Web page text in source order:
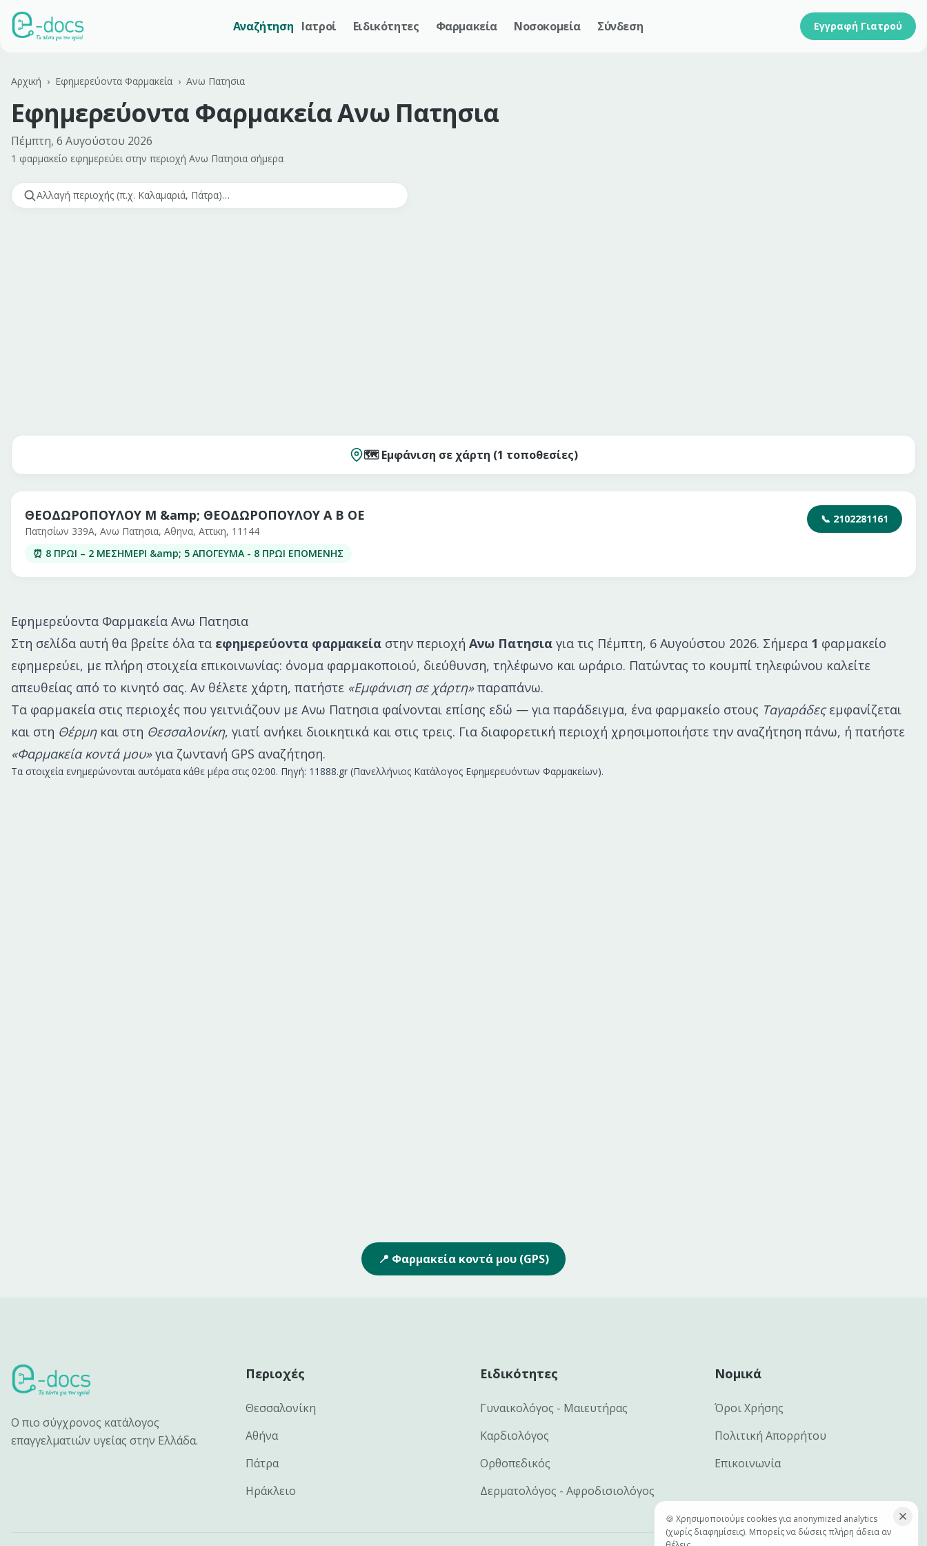
Αναζήτηση Ιατροί Ειδικότητες Φαρμακεία Νοσοκομεία Σύνδεση Εγγραφή Γιατρού
Αρχική › Εφημερεύοντα Φαρμακεία › Ανω Πατησια
Εφημερεύοντα ΦαρμακείαΑνω Πατησια
Πέμπτη, 6 Αυγούστου 2026
1 φαρμακείο εφημερεύει στην περιοχή Ανω Πατησια σήμερα
🗺️ Εμφάνιση σε χάρτη (1 τοποθεσίες)
ΘΕΟΔΩΡΟΠΟΥΛΟΥ Μ &amp; ΘΕΟΔΩΡΟΠΟΥΛΟΥ Α Β ΟΕ
Πατησίων 339Α, Ανω Πατησια, Αθηνα, Αττικη, 11144
⏰ 8 ΠΡΩΙ – 2 ΜΕΣΗΜΕΡΙ &amp; 5 ΑΠΟΓΕΥΜΑ - 8 ΠΡΩΙ ΕΠΟΜΕΝΗΣ
📞 2102281161
Εφημερεύοντα Φαρμακεία Ανω Πατησια
Στη σελίδα αυτή θα βρείτε όλα τα εφημερεύοντα φαρμακεία στην περιοχή Ανω Πατησια για τις Πέμπτη, 6 Αυγούστου 2026. Σήμερα 1 φαρμακείο
εφημερεύει, με πλήρη στοιχεία επικοινωνίας: όνομα φαρμακοποιού, διεύθυνση, τηλέφωνο και ωράριο. Πατώντας το κουμπί τηλεφώνου καλείτε
απευθείας από το κινητό σας. Αν θέλετε χάρτη, πατήστε «Εμφάνιση σε χάρτη»παραπάνω.
Τα φαρμακεία στις περιοχές που γειτνιάζουν με Ανω Πατησια φαίνονται επίσης εδώ — για παράδειγμα, ένα φαρμακείο στους Ταγαράδεςεμφανίζεται
και στη Θέρμηκαι στη Θεσσαλονίκη, γιατί ανήκει διοικητικά και στις τρεις. Για διαφορετική περιοχή χρησιμοποιήστε την αναζήτηση πάνω, ή πατήστε
«Φαρμακεία κοντά μου»για ζωντανή GPS αναζήτηση.
Τα στοιχεία ενημερώνονται αυτόματα κάθε μέρα στις 02:00. Πηγή: 11888.gr (Πανελλήνιος Κατάλογος Εφημερευόντων Φαρμακείων).
📍 Φαρμακεία κοντά μου (GPS)
Ο πιο σύγχρονος κατάλογος
επαγγελματιών υγείας στην Ελλάδα.
Περιοχές
Θεσσαλονίκη
Αθήνα
Πάτρα
Ηράκλειο
Ειδικότητες
Γυναικολόγος - Μαιευτήρας
Καρδιολόγος
Ορθοπεδικός
Δερματολόγος - Αφροδισιολόγος
Νομικά
Όροι Χρήσης
Πολιτική Απορρήτου
Επικοινωνία
🍪 Χρησιμοποιούμε cookies για anonymized analytics
(χωρίς διαφημίσεις). Μπορείς να δώσεις πλήρη άδεια αν